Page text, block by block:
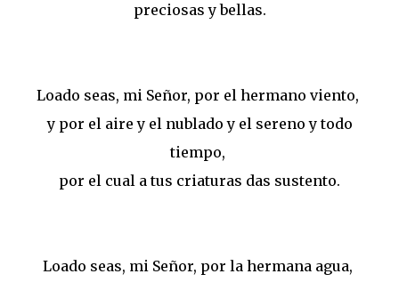
preciosas y bellas.
Loado seas, mi Señor, por el hermano viento,
y por el aire y el nublado y el sereno y todo
tiempo,
por el cual a tus criaturas das sustento.
Loado seas, mi Señor, por la hermana agua,